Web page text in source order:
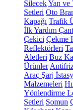
SilecekYan ve
Setleri Oto
Kapağı Trafik
İlk Yardım
Çekici Çekme
Reflektörleri
Aletleri Buz
Ürünler
Araç Şarj
Malzemeleri
Yönlendirme
Setleri Somun